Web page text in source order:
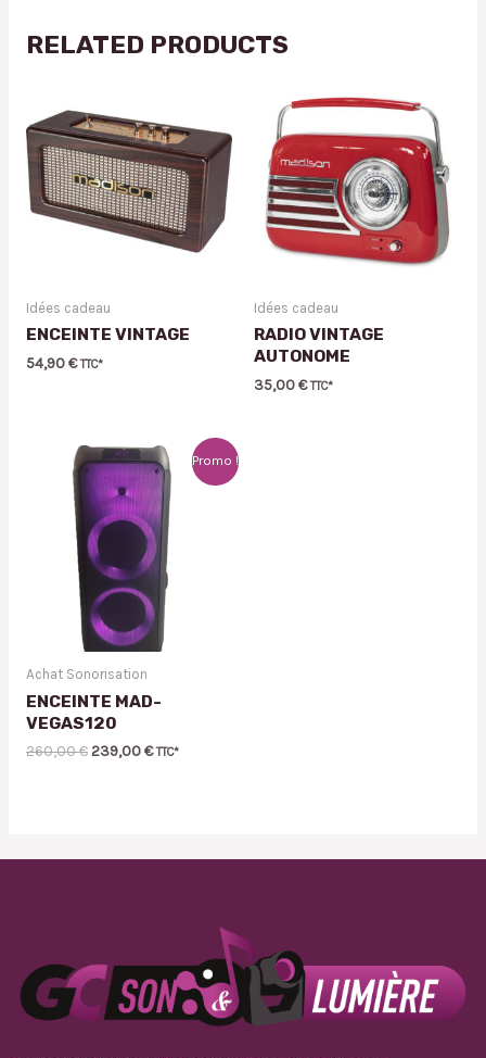
RELATED PRODUCTS
Idées cadeau
ENCEINTE VINTAGE
54,90€ TTC*
Idées cadeau
RADIO VINTAGE
AUTONOME
35,00€ TTC*
Promo !
Achat Sonorisation
ENCEINTE MAD-
VEGAS120
260,00€239,00€ TTC*